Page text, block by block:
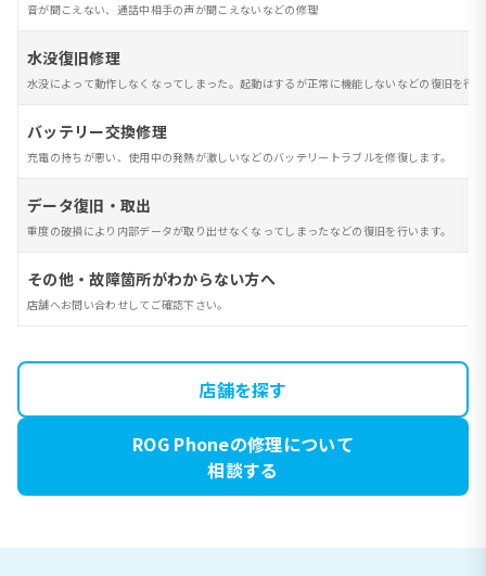
音が聞こえない、通話中相手の声が聞こえないなどの修理
水没復旧修理
水没によって動作しなくなってしまった。起動はするが正常に機能しないなどの復旧を行
バッテリー交換修理
充電の持ちが悪い、使用中の発熱が激しいなどのバッテリートラブルを修復します。
データ復旧・取出
重度の破損により内部データが取り出せなくなってしまったなどの復旧を行います。
その他・故障箇所がわからない方へ
店舗へお問い合わせしてご確認下さい。
店舗を探す
ROG Phoneの修理について
相談する